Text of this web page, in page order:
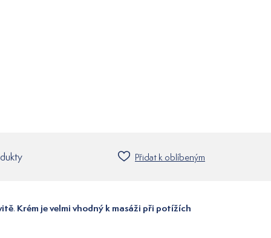
Přidat k oblíbeným
. Krém je velmi vhodný k masáži při potížích